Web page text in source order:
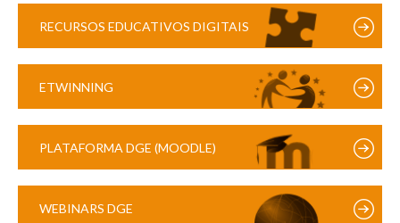
RECURSOS EDUCATIVOS DIGITAIS
ETWINNING
PLATAFORMA DGE (MOODLE)
WEBINARS DGE